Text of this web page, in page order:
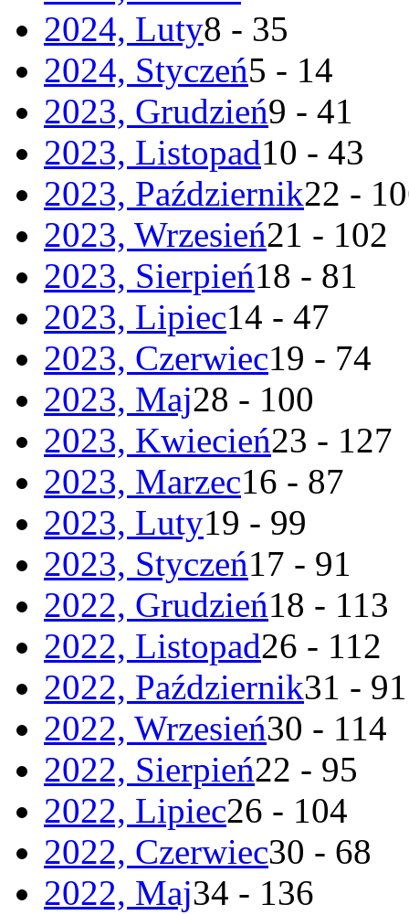
2024, Luty8 - 35
2024, Styczeń5 - 14
2023, Grudzień9 - 41
2023, Listopad10 - 43
2023, Październik22 -
2023, Wrzesień21 - 102
2023, Sierpień18 - 81
2023, Lipiec14 - 47
2023, Czerwiec19 - 74
2023, Maj28 - 100
2023, Kwiecień23 - 127
2023, Marzec16 - 87
2023, Luty19 - 99
2023, Styczeń17 - 91
2022, Grudzień18 - 113
2022, Listopad26 - 112
2022, Październik31 - 91
2022, Wrzesień30 - 114
2022, Sierpień22 - 95
2022, Lipiec26 - 104
2022, Czerwiec30 - 68
2022, Maj34 - 136